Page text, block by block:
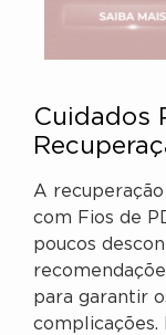
Cuidados
A
com Fios de
poucos
para garantir
complicações.